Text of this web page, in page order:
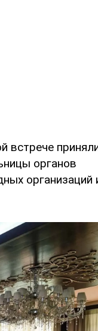
встрече
органов
организаций